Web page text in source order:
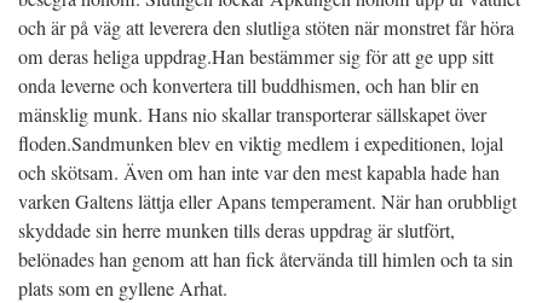
och är på väg att leverera den slutliga stöten när monstret får höra
om deras heliga uppdrag.Han bestämmer sig för att ge upp sitt
onda leverne och konvertera till buddhismen, och han blir en
mänsklig munk. Hans nio skallar transporterar sällskapet över
floden.Sandmunken blev en viktig medlem i expeditionen, lojal
och skötsam. Även om han inte var den mest kapabla hade han
varken Galtens lättja eller Apans temperament. När han orubbligt
skyddade sin herre munken tills deras uppdrag är slutfört,
belönades han genom att han fick återvända till himlen och ta sin
plats som en gyllene Arhat.